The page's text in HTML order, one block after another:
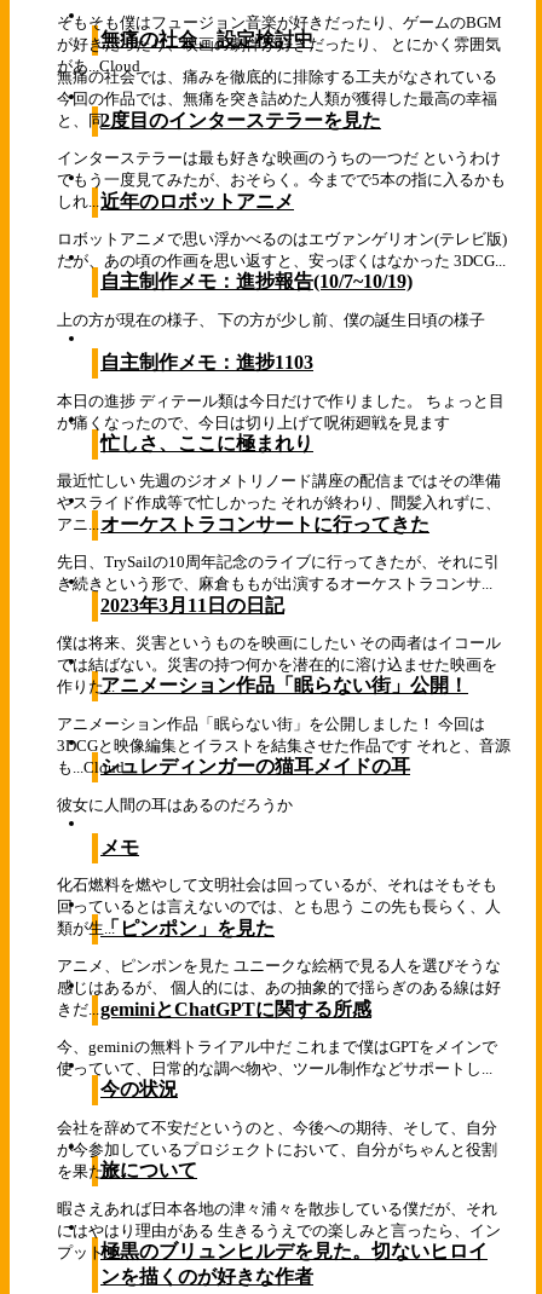
そもそも僕はフュージョン音楽が好きだったり、ゲームのBGM
が好きだったり、映画の劇伴が好きだったり、 とにかく雰囲気
があ... Cloud
無痛の社会、設定検討中
無痛の社会では、痛みを徹底的に排除する工夫がなされている
今回の作品では、無痛を突き詰めた人類が獲得した最高の幸福
と、同...2度目のインターステラーを見た
インターステラーは最も好きな映画のうちの一つだ というわけ
でもう一度見てみたが、おそらく。今までで5本の指に入るかも
しれ...近年のロボットアニメ
ロボットアニメで思い浮かべるのはエヴァンゲリオン(テレビ版)
だが、あの頃の作画を思い返すと、安っぽくはなかった 3DCG...
自主制作メモ：進捗報告(10/7~10/19)
上の方が現在の様子、 下の方が少し前、僕の誕生日頃の様子
自主制作メモ：進捗1103
本日の進捗 ディテール類は今日だけで作りました。 ちょっと目
が痛くなったので、今日は切り上げて呪術廻戦を見ます
忙しさ、ここに極まれり
最近忙しい 先週のジオメトリノード講座の配信まではその準備
やスライド作成等で忙しかった それが終わり、間髪入れずに、
アニ...オーケストラコンサートに行ってきた
先日、TrySailの10周年記念のライブに行ってきたが、それに引
き続きという形で、麻倉ももが出演するオーケストラコンサ...
2023年3月11日の日記
僕は将来、災害というものを映画にしたい その両者はイコール
では結ばない。災害の持つ何かを潜在的に溶け込ませた映画を
作りた...アニメーション作品「眠らない街」公開！
アニメーション作品「眠らない街」を公開しました！ 今回は
3DCGと映像編集とイラストを結集させた作品です それと、音源
も... Cloud
シュレディンガーの猫耳メイドの耳
彼女に人間の耳はあるのだろうか
メモ
化石燃料を燃やして文明社会は回っているが、それはそもそも
回っているとは言えないのでは、とも思う この先も長らく、人
類が生...「ピンポン」を見た
アニメ、ピンポンを見た ユニークな絵柄で見る人を選びそうな
感じはあるが、 個人的には、あの抽象的で揺らぎのある線は好
きだ...geminiとChatGPTに関する所感
今、geminiの無料トライアル中だ これまで僕はGPTをメインで
使っていて、日常的な調べ物や、ツール制作などサポートし...
今の状況
会社を辞めて不安だというのと、今後への期待、そして、自分
が今参加しているプロジェクトにおいて、自分がちゃんと役割
を果たせ...旅について
暇さえあれば日本各地の津々浦々を散歩している僕だが、それ
にはやはり理由がある 生きるうえでの楽しみと言ったら、イン
プット...極黒のブリュンヒルデを見た。切ないヒロイ
ンを描くのが好きな作者